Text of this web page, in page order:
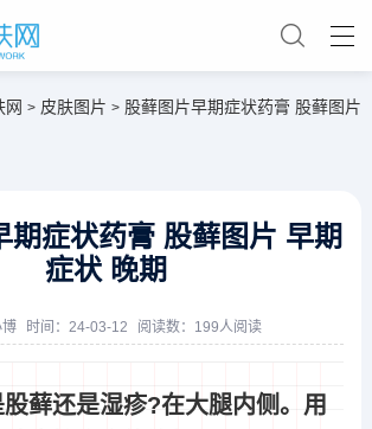
网 > 皮肤图片 > 股藓图片早期症状药膏 股藓图片
期症状药膏 股藓图片 早期
症状 晚期
时间：24-03-12 阅读数：199人阅读
藓还是湿疹?在大腿内侧。用